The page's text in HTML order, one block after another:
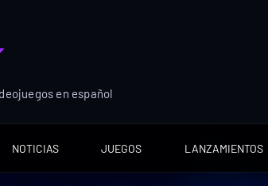
en español
NOTICIAS JUEGOS LANZAMIENTOS